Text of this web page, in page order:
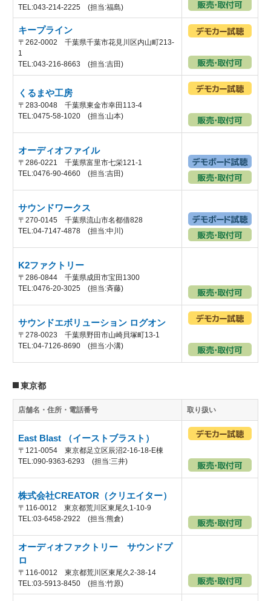
TEL:043-214-2225 (担当:福島)
キープライン
〒262-0002 千葉県千葉市花見川区内山町213-
1
TEL:043-216-8663 (担当:吉田)
くるまや工房
〒283-0048 千葉県東金市幸田113-4
TEL:0475-58-1020 (担当:山本)
オーディオファイル
〒286-0221 千葉県富里市七栄121-1
TEL:0476-90-4660 (担当:吉田)
サウンドワークス
〒270-0145 千葉県流山市名都借828
TEL:04-7147-4878 (担当:中川)
K2ファクトリー
〒286-0844 千葉県成田市宝田1300
TEL:0476-20-3025 (担当:斉藤)
サウンドエボリューション ログオン
〒278-0023 千葉県野田市山崎貝塚町13-1
TEL:04-7126-8690 (担当:小溝)
東京都
店舗名・住所・電話番号 取り扱い
East Blast （イーストブラスト）
〒121-0054 東京都足立区辰沼2-16-18-E棟
TEL:090-9363-6293 (担当:三井)
株式会社CREATOR（クリエイター）
〒116-0012 東京都荒川区東尾久1-10-9
TEL:03-6458-2922 (担当:熊倉)
オーディオファクトリー サウンドプ
ロ
〒116-0012 東京都荒川区東尾久2-38-14
TEL:03-5913-8450 (担当:竹原)